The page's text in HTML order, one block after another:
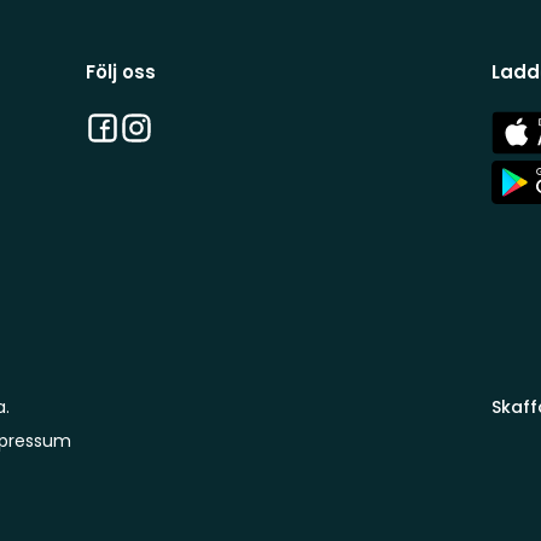
Följ oss
Facebook
Instagram
App
Store
App
Store